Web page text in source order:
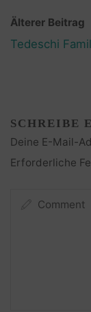
Älterer Beitrag
Tedeschi
SCHREIBE
Deine E-Mail-
Erforderliche